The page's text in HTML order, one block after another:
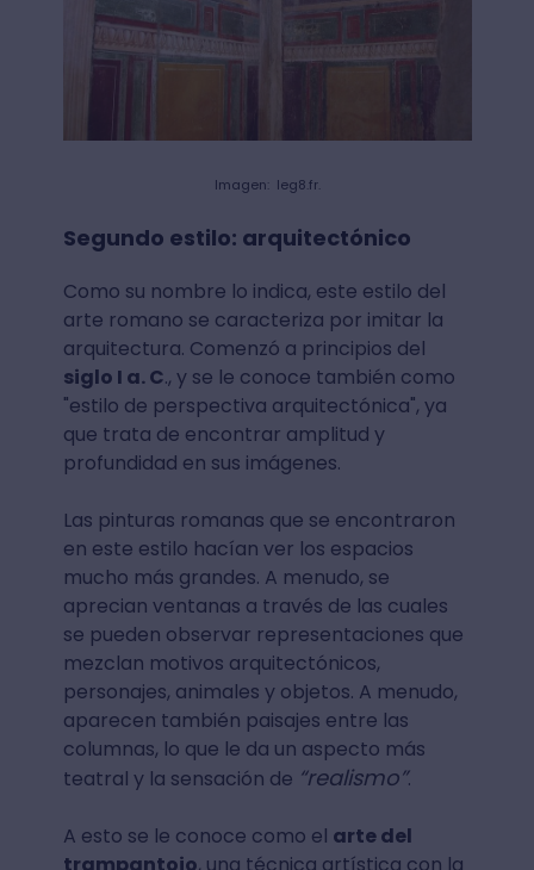
Imagen: leg8.fr.
Segundo estilo: arquitectónico
Como su nombre lo indica, este estilo del
arte romano se caracteriza por imitar la
arquitectura. Comenzó a principios del
siglo I a. C., y se le conoce también como
"estilo de perspectiva arquitectónica", ya
que trata de encontrar amplitud y
profundidad en sus imágenes.
Las pinturas romanas que se encontraron
en este estilo hacían ver los espacios
mucho más grandes. A menudo, se
aprecian ventanas a través de las cuales
se pueden observar representaciones que
mezclan motivos arquitectónicos,
personajes, animales y objetos. A menudo,
aparecen también paisajes entre las
columnas, lo que le da un aspecto más
teatral y la sensación de “realismo”.
A esto se le conoce como el arte del
trampantojo, una técnica artística con la